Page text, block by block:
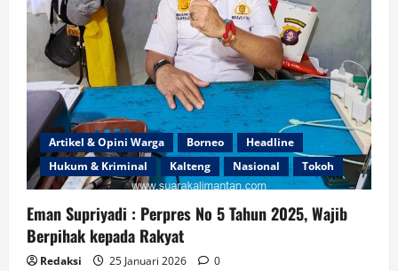
Artikel & Opini Warga Borneo
Headline
Hukum & Kriminal
Kalteng Nasional Tokoh
Eman Supriyadi : Perpres No 5 Tahun 2025, Wajib
Berpihak kepada Rakyat
Redaksi 25 Januari 2026 0